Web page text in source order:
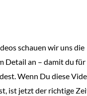
schauen wir uns die
Detail an – damit du für
Wenn Du diese
ist jetzt der richtige